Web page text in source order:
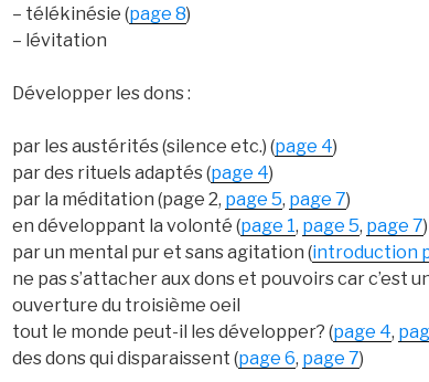
– télékinésie (page 8)
– lévitation
Développer les dons :
par les austérités (silence etc.) (page 4)
par des rituels adaptés (page 4)
par la méditation (page 2, page 5, page 7)
en développant la volonté (page 1, page 5, page 7)
par un mental pur et sans agitation (introduction
ne pas s’attacher aux dons et pouvoirs car c’est
ouverture du troisième oeil
tout le monde peut-il les développer? (page 4,
des dons qui disparaissent (page 6, page 7)